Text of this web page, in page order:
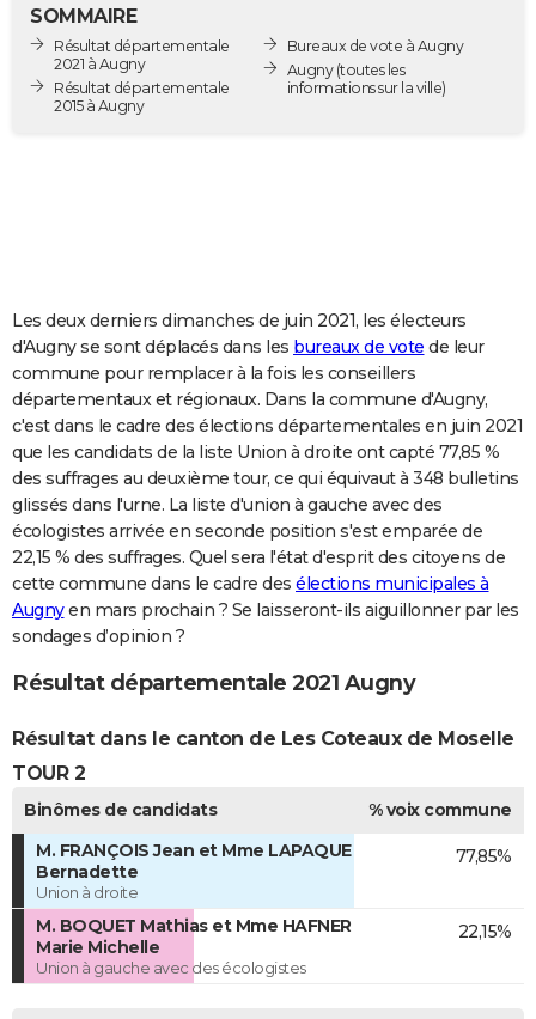
Destinations
City break
Voyage nature
Voyage de noces
Forum
Climat
GUIDES D'ACHAT
COPAINS D'AVANT
S'inscrire
Se connecter
Lycées
Collèges
Primaires
Universités
Entreprises
Service militaire
Avis de recherche
AVIS DE DÉCÈS
FORUM
Bricolage
Lifestyle
Culture
Sport
Auto
Television
Voyage
Cinema
SOMMAIRE
Résultat départementale
2021 à Augny
Résultat départementale
2015 à Augny
Bureaux de vote à Augny
Augny(toutes les
informations sur la ville)
Les deux derniers dimanches de juin 2021, les électeurs
d'Augny se sont déplacés dans les bureaux de vote de leur
commune pour remplacer à la fois les conseillers
départementaux et régionaux. Dans la commune d'Augny,
c'est dans le cadre des élections départementales en juin 2021
que les candidats de la liste Union à droite ont capté 77,85 %
des suffrages au deuxième tour, ce qui équivaut à 348 bulletins
glissés dans l'urne. La liste d'union à gauche avec des
écologistes arrivée en seconde position s'est emparée de
22,15 % des suffrages. Quel sera l'état d'esprit des citoyens de
cette commune dans le cadre des élections municipales à
Augnyen mars prochain ? Se laisseront-ils aiguillonner par les
sondages d’opinion ?
Résultat départementale 2021 Augny
Résultat dans le canton de Les Coteaux de Moselle
TOUR 2
Binômes de candidats
% voix commune
M. FRANÇOIS Jean et Mme LAPAQUE
Bernadette
Union à droite
77,85%
M. BOQUET Mathias et Mme HAFNER
Marie Michelle
Union à gauche avec des écologistes
22,15%